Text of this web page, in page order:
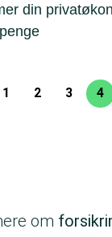
din
1 2
Side
3 4
om